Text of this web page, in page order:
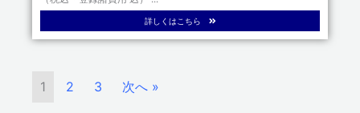
詳しくはこちら
1 2 3 次へ »